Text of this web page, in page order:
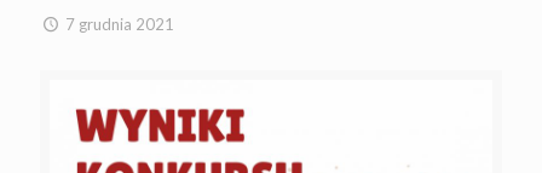
7 grudnia 2021